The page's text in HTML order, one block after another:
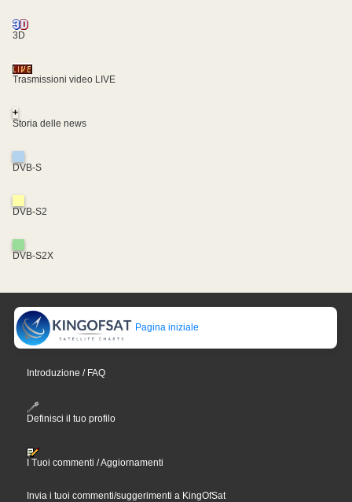
3D
Trasmissioni video LIVE
+
Storia delle news
DVB-S
DVB-S2
DVB-S2X
Pagina iniziale
Introduzione / FAQ
Definisci il tuo profilo
I Tuoi commenti / Aggiornamenti
Invia i tuoi commenti/suggerimenti a KingOfSat